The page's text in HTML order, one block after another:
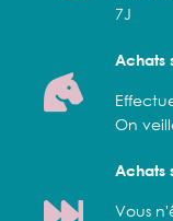
7J
Achats
On
Achats
Vous